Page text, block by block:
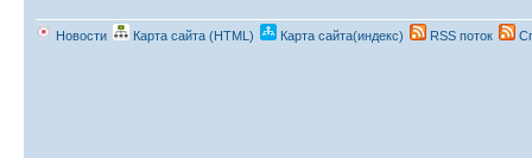
Новости Карта сайта (HTML) Карта сайта(индекс) RSS поток